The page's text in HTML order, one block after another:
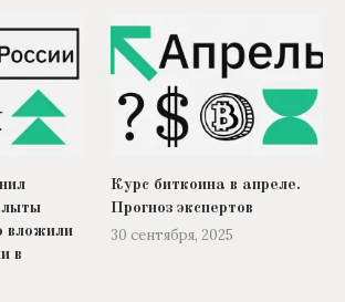
вложили
в
Курс биткоина в апреле.
Прогноз экспертов
30 сентября, 2025